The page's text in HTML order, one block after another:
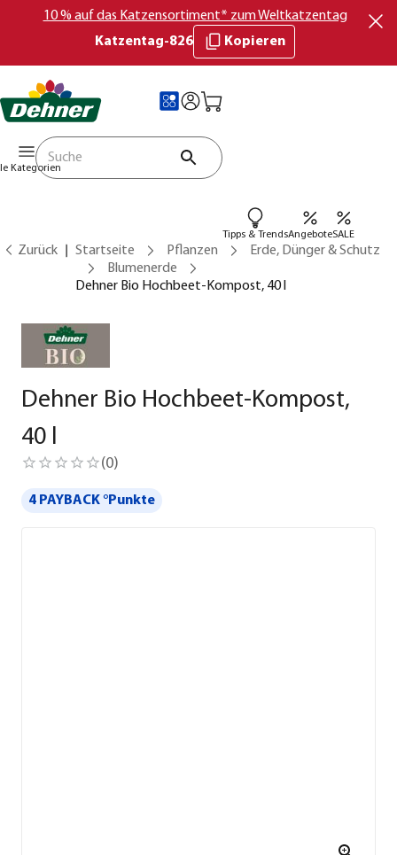
10 % auf das Katzensortiment* zum Weltkatzentag
Katzentag-826
Kopieren
Kategorien
Tipps & TrendsAngeboteSALE
Zurück Startseite Pflanzen
Erde, Dünger & Schutz
Blumenerde
Dehner Bio Hochbeet-Kompost, 40 l
Dehner Bio Hochbeet-Kompost,
40 l
(0)
4 PAYBACK °Punkte